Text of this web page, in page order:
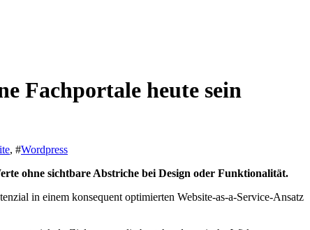
Fachportale heute sein
, #Wordpress
ohne sichtbare Abstriche bei Design oder Funktionalität.
in einem konsequent optimierten Website-as-a-Service-Ansatz